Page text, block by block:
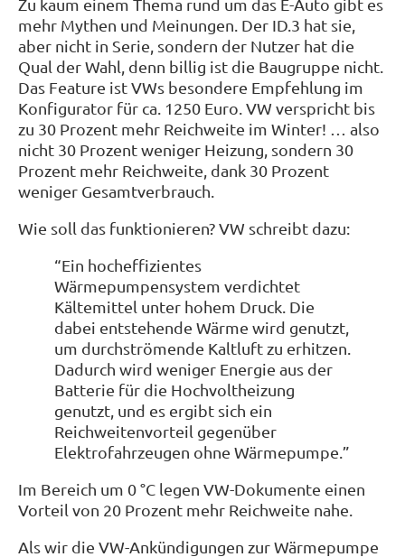
Zu kaum einem Thema rund um das E-Auto gibt es
mehr Mythen und Meinungen. Der ID.3 hat sie,
aber nicht in Serie, sondern der Nutzer hat die
Qual der Wahl, denn billig ist die Baugruppe nicht.
Das Feature ist VWs besondere Empfehlung im
Konfigurator für ca. 1250 Euro. VW verspricht bis
zu 30 Prozent mehr Reichweite im Winter! … also
nicht 30 Prozent weniger Heizung, sondern 30
Prozent mehr Reichweite, dank 30 Prozent
weniger Gesamtverbrauch.
Wie soll das funktionieren? VW schreibt dazu:
“Ein hocheffizientes
Wärmepumpensystem verdichtet
Kältemittel unter hohem Druck. Die
dabei entstehende Wärme wird genutzt,
um durchströmende Kaltluft zu erhitzen.
Dadurch wird weniger Energie aus der
Batterie für die Hochvoltheizung
genutzt, und es ergibt sich ein
Reichweitenvorteil gegenüber
Elektrofahrzeugen ohne Wärmepumpe.”
Im Bereich um 0 °C legen VW-Dokumente einen
Vorteil von 20 Prozent mehr Reichweite nahe.
Als wir die VW-Ankündigungen zur Wärmepumpe